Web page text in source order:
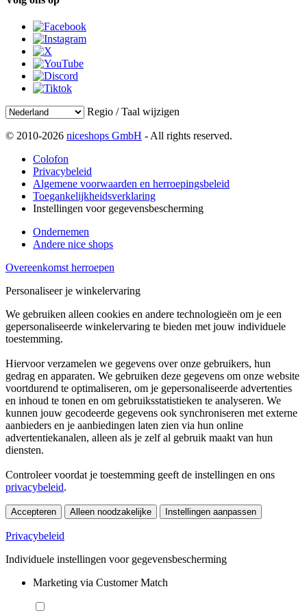
Regio / Taal wijzigen
© 2010-2026 niceshops GmbH - All rights reserved.
Colofon
Privacybeleid
Algemene voorwaarden en herroepingsbeleid
Toegankelijkheidsverklaring
Instellingen voor gegevensbescherming
Ondernemen
Andere nice shops
Overeenkomst herroepen
Personaliseer je winkelervaring
We gebruiken alleen cookies en andere technologieën om je een
gepersonaliseerde winkelervaring te bieden met jouw individuele
toestemming.
Hiervoor verzamelen we gegevens over onze gebruikers, hun
gedrag en apparaten. We gebruiken deze gegevens om onze website
voortdurend te optimaliseren, om je gepersonaliseerde advertenties
en inhoud te tonen en om gebruiksstatistieken te analyseren. We
kunnen jouw gecodeerde gegevens ook synchroniseren met externe
aanbieders en je aanbiedingen laten zien via hun online
advertentiekanalen, alleen als je zelf al gebruik maakt van hun
diensten.
Controleer voordat je toestemming geeft de instellingen en ons
privacybeleid.
Accepteren Alleen noodzakelijke Instellingen aanpassen
Privacybeleid
Individuele instellingen voor gegevensbescherming
Marketing via Customer Match